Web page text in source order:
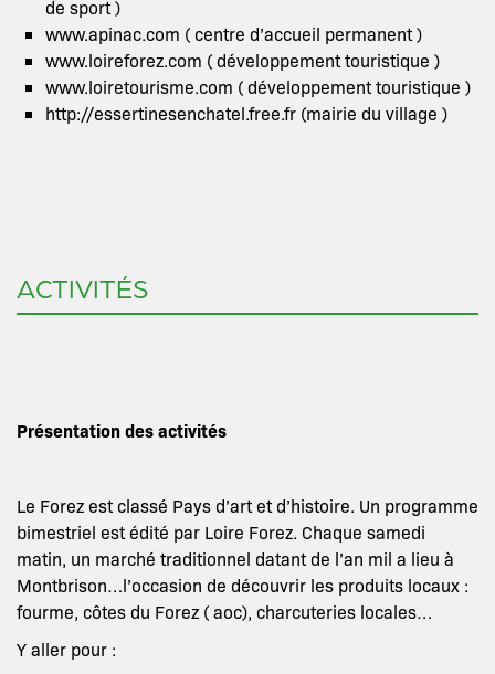
de sport )
www.apinac.com ( centre d’accueil permanent )
www.loireforez.com ( développement touristique )
www.loiretourisme.com ( développement touristique )
http://essertinesenchatel.free.fr (mairie du village )
ACTIVITÉS
Présentation des activités
Le Forez est classé Pays d’art et d’histoire. Un programme
bimestriel est édité par Loire Forez. Chaque samedi
matin, un marché traditionnel datant de l’an mil a lieu à
Montbrison…l’occasion de découvrir les produits locaux :
fourme, côtes du Forez ( aoc), charcuteries locales…
Y aller pour :